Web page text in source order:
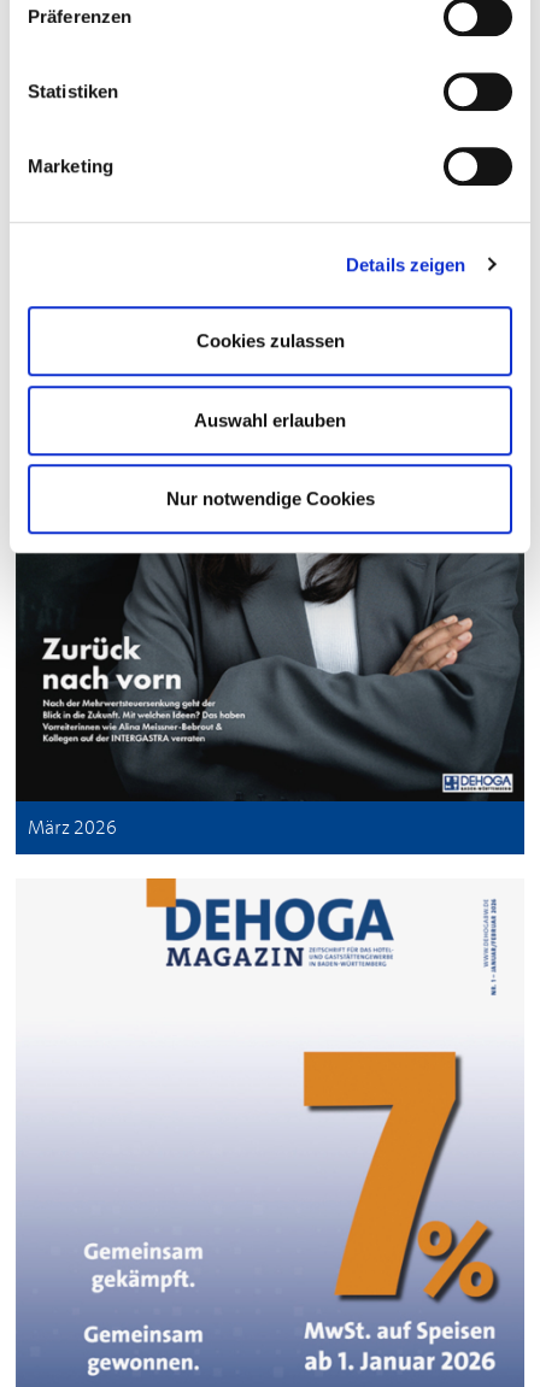
Präferenzen
Statistiken
Marketing
Details zeigen
Cookies zulassen
Auswahl erlauben
Nur notwendige Cookies
April 2026
März 2026